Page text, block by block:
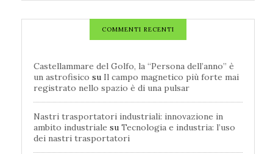
COMMENTI RECENTI
Castellammare del Golfo, la “Persona dell’anno” è
un astrofisico su Il campo magnetico più forte mai
registrato nello spazio è di una pulsar
Nastri trasportatori industriali: innovazione in
ambito industriale su Tecnologia e industria: l’uso
dei nastri trasportatori